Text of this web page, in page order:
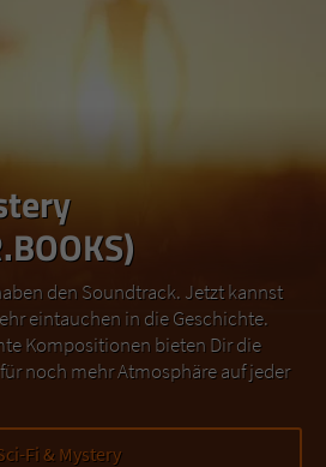
den Soundtrack. Jetzt kannst
eintauchen in die Geschichte.
Kompositionen bieten Dir die
noch mehr Atmosphäre auf jeder
Fi & Mystery